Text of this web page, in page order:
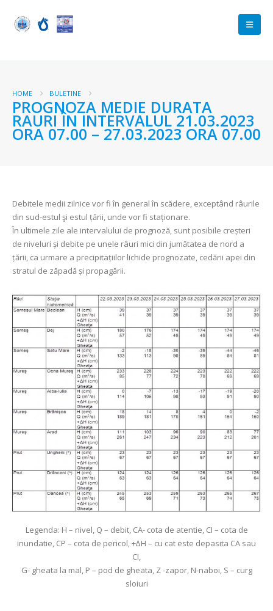
HOME BULETINE
PROGNOZA MEDIE DURATA
RAURI ÎN INTERVALUL 21.03.2023
ORA 07.00 – 27.03.2023 ORA 07.00
Debitele medii zilnice vor fi în general în scădere, exceptând râurile
din sud-estul şi estul țării, unde vor fi staționare.
În ultimele zile ale intervalului de prognoză, sunt posibile creșteri
de niveluri și debite pe unele râuri mici din jumătatea de nord a
țării, ca urmare a precipitațiilor lichide prognozate, cedării apei din
stratul de zăpadă și propagării.
Legenda: H – nivel, Q – debit, CA- cota de atentie, CI – cota de
inundatie, CP – cota de pericol, +∆H – cu cat este depasita CA sau
CI,
G- gheata la mal, P – pod de gheata, Z -zapor, N-naboi, S – curg
sloiuri